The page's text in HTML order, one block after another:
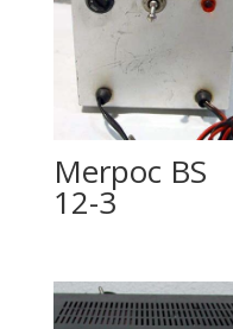
Merpoc BS
12-3